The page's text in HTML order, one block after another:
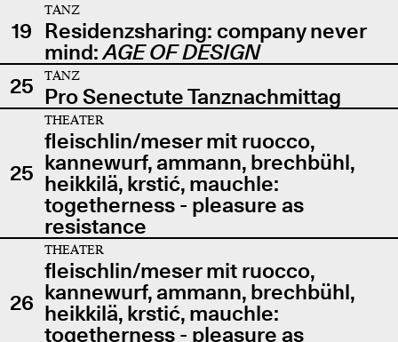
19
TANZ
Residenzsharing: company never
mind:AGE OF DESIGN
25
TANZ
Pro Senectute Tanznachmittag
25
THEATER
fleischlin/meser mit ruocco,
kannewurf, ammann, brechbühl,
heikkilä, krstić, mauchle:
togetherness - pleasure as
resistance
26
THEATER
fleischlin/meser mit ruocco,
kannewurf, ammann, brechbühl,
heikkilä, krstić, mauchle:
togetherness - pleasure as